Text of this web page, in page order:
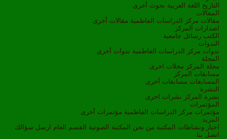
التاريخ
اللغة العربية بحوث أخرى
المقالات
مقالات مركز الدراسات الفاطمية مقالات أخرى
اصدارات المركز
الكتب رسائل جامعية
الندوات
ندوات مركز الدراسات الفاطمية ندوات أخرى
المجلة
مجلة المركز مجلات اخرى
مسابقات المركز
المسابقات مسابقات أخرى
النشرة
نشرة المركز نشرات اخرى
المؤتمرات
مؤتمرات مركز الدراسات الفاطمية مؤتمرات أخرى
المزيد
اخبار ونشاطات
المكتبة من نحن المكتبة الصوتية القسم العام ارسل سؤالك
اتصل بنا